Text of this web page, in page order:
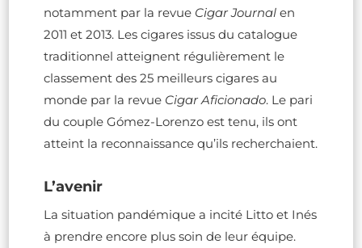
notamment par la revue Cigar Journalen
2011 et 2013. Les cigares issus du catalogue
traditionnel atteignent régulièrement le
classement des 25 meilleurs cigares au
monde par la revue Cigar Aficionado. Le pari
du couple Gómez-Lorenzo est tenu, ils ont
atteint la reconnaissance qu’ils recherchaient.
L’avenir
La situation pandémique a incité Litto et Inés
à prendre encore plus soin de leur équipe.